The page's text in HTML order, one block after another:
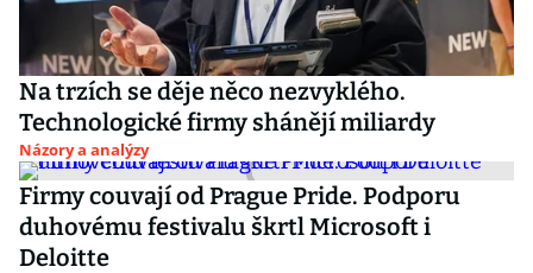
Na trzích se děje něco nezvyklého.
Technologické firmy shánějí miliardy
Názory a analýzy
Firmy couvají od Prague Pride. Podporu
duhovému festivalu škrtl Microsoft i
Deloitte